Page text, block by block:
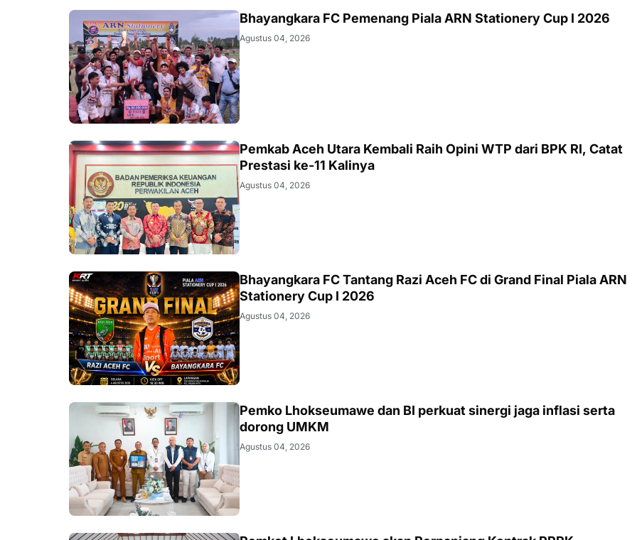
SPORT Bhayangkara FC Pemenang Piala ARN Stationery Cup I 2026
Agustus 04, 2026
ACEH
Pemkab Aceh Utara Kembali Raih Opini WTP dari BPK RI, Catat
Prestasi ke-11 Kalinya
Agustus 04, 2026
SPORT
Bhayangkara FC Tantang Razi Aceh FC di Grand Final Piala ARN
Stationery Cup I 2026
Agustus 04, 2026
ACEH
Pemko Lhokseumawe dan BI perkuat sinergi jaga inflasi serta
dorong UMKM
Agustus 04, 2026